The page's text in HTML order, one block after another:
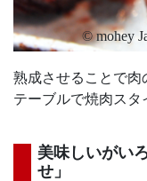
熟成させることで肉
テーブルで焼肉ス
美味しいがい
せ」
© mohey